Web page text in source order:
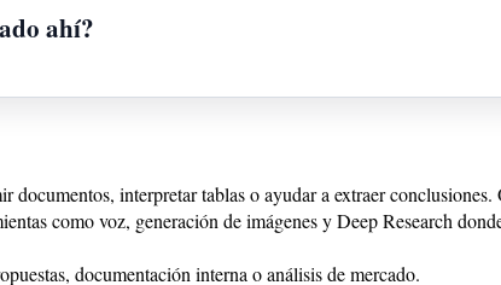
ahí?
interpretar tablas o ayudar a extraer
como voz, generación de imágenes y Deep Research
documentación interna o análisis de mercado.